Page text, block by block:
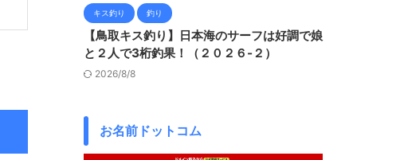
キス釣り 釣り
【鳥取キス釣り】日本海のサーフは好調で娘
と２人で3桁釣果！（２０２６-２）
2026/8/8
お名前ドットコム